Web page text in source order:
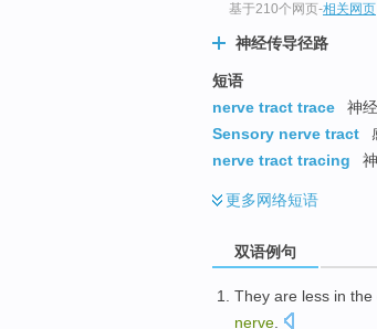
基于210个网页-相关网页
神经传导径路
短语
nerve tract trace
神
Sensory nerve tract
nerve tract tracing
更多网络短语
双语例句
They are less in the
nerve